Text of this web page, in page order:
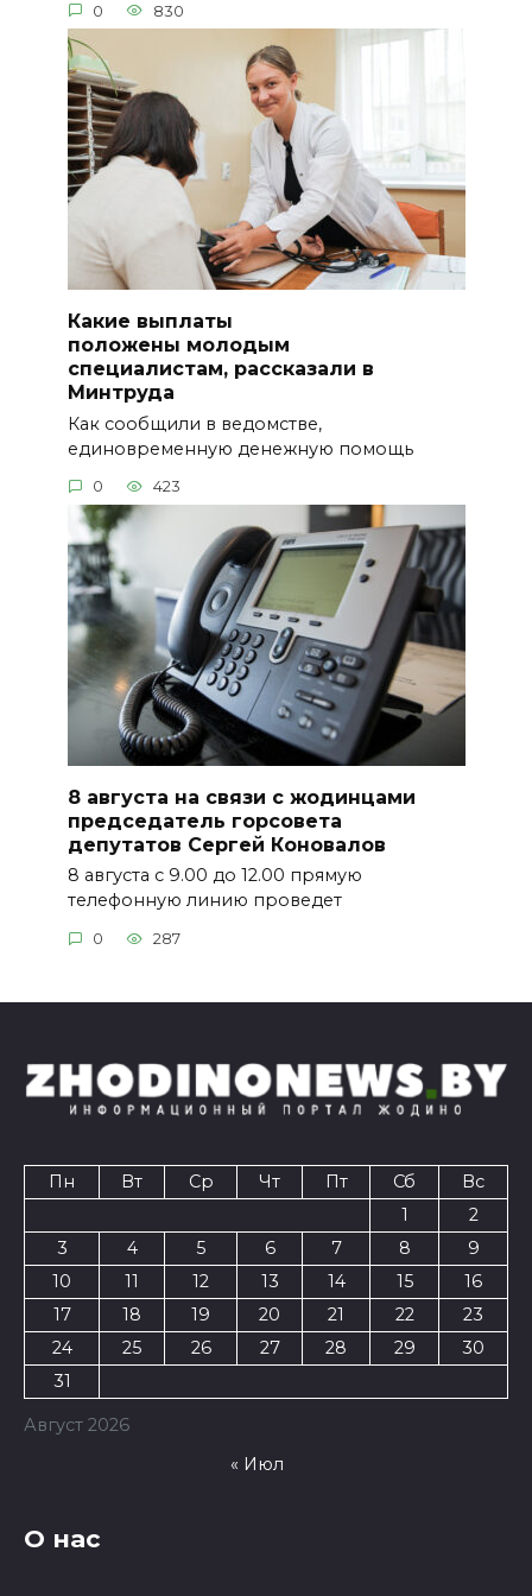
0 830
Какие выплаты
положены молодым
специалистам, рассказали в
Минтруда
Как сообщили в ведомстве,
единовременную денежную помощь
0 423
8 августа на связи с жодинцами
председатель горсовета
депутатов Сергей Коновалов
8 августа с 9.00 до 12.00 прямую
телефонную линию проведет
0 287
Август 2026
Пн Вт Ср Чт Пт Сб
Вс
1
2
3
4 5 6 7 8
9
10
11 12 13 14 15
16
17
18 19 20 21 22
23
24
25 26 27 28 29
30
31
« Июл
О нас